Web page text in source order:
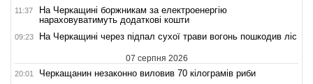
11:37
На Черкащині боржникам за електроенергію
нараховуватимуть додаткові кошти
09:23 На Черкащині через підпал сухої трави вогонь пошкодив ліс
07 серпня 2026
20:01 Черкащанин незаконно виловив 70 кілограмів риби